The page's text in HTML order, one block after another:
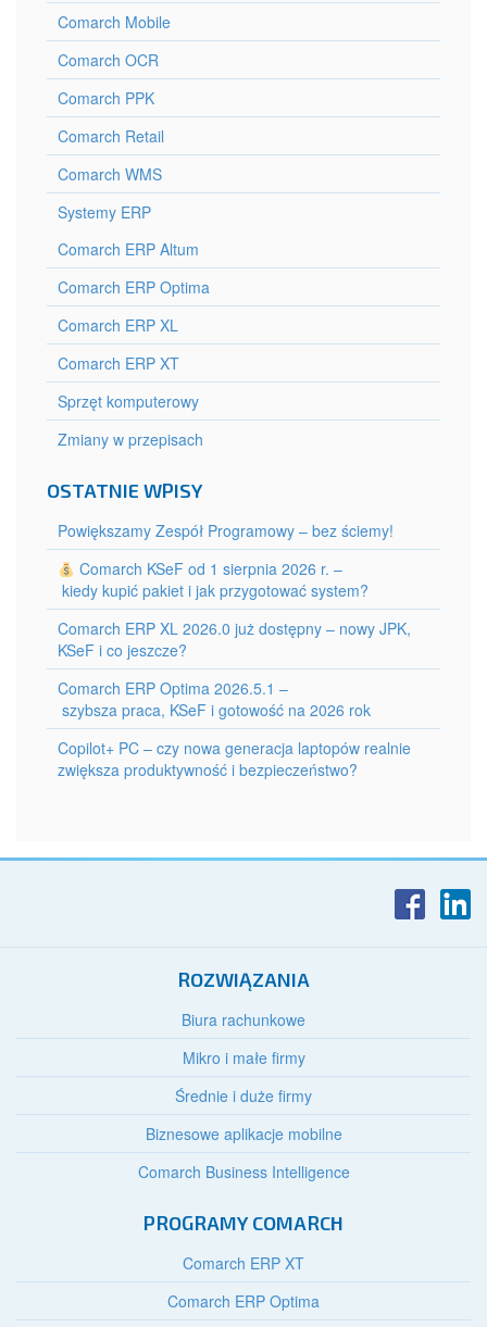
Comarch Mobile
Comarch OCR
Comarch PPK
Comarch Retail
Comarch WMS
Systemy ERP
Comarch ERP Altum
Comarch ERP Optima
Comarch ERP XL
Comarch ERP XT
Sprzęt komputerowy
Zmiany w przepisach
OSTATNIE WPISY
Powiększamy Zespół Programowy – bez ściemy!
Comarch KSeF od 1 sierpnia 2026 r. –
kiedy kupić pakiet i jak przygotować system?
Comarch ERP XL 2026.0 już dostępny – nowy JPK,
KSeF i co jeszcze?
Comarch ERP Optima 2026.5.1 –
szybsza praca, KSeF i gotowość na 2026 rok
Copilot+ PC – czy nowa generacja laptopów realnie
zwiększa produktywność i bezpieczeństwo?
ROZWIĄZANIA
Biura rachunkowe
Mikro i małe firmy
Średnie i duże firmy
Biznesowe aplikacje mobilne
Comarch Business Intelligence
PROGRAMY COMARCH
Comarch ERP XT
Comarch ERP Optima